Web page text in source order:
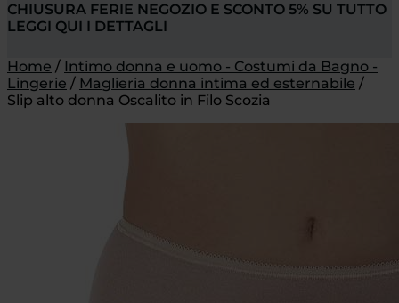
CHIUSURA FERIE NEGOZIO E SCONTO 5% SU TUTTO
LEGGI QUI I DETTAGLI
Home / Intimo donna e uomo - Costumi da Bagno -
Lingerie / Maglieria donna intima ed esternabile /
Slip alto donna Oscalito in Filo Scozia